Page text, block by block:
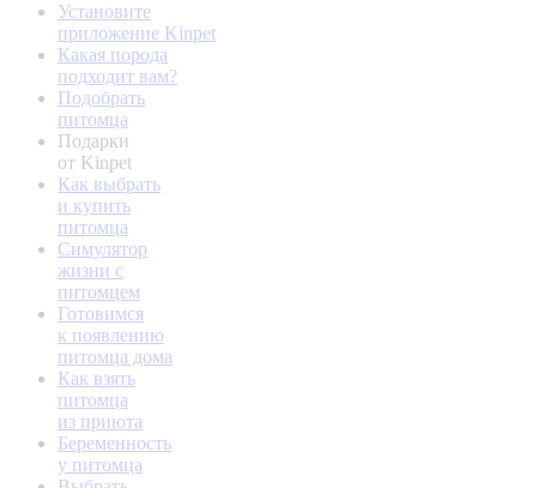
Установите
приложение Kinpet
Какая порода
подходит вам?
Подобрать
питомца
Подарки
от Kinpet
Как выбрать
и купить
питомца
Симулятор
жизни с
питомцем
Готовимся
к появлению
питомца дома
Как взять
питомца
из приюта
Беременность
у питомца